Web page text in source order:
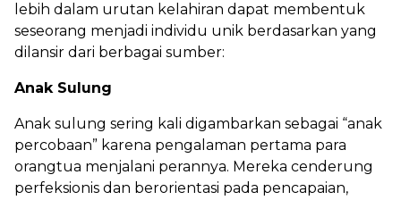
lebih dalam urutan kelahiran dapat membentuk
seseorang menjadi individu unik berdasarkan yang
dilansir dari berbagai sumber:
Anak Sulung
Anak sulung sering kali digambarkan sebagai “anak
percobaan” karena pengalaman pertama para
orangtua menjalani perannya. Mereka cenderung
perfeksionis dan berorientasi pada pencapaian,